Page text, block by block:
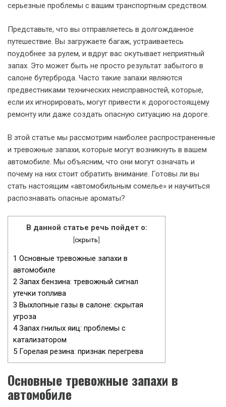
серьезные проблемы с вашим транспортным средством.
Представьте, что вы отправляетесь в долгожданное
путешествие. Вы загружаете багаж, устраиваетесь
поудобнее за рулем, и вдруг вас окутывает неприятный
запах. Это может быть не просто результат забытого в
салоне бутерброда. Часто такие запахи являются
предвестниками технических неисправностей, которые,
если их игнорировать, могут привести к дорогостоящему
ремонту или даже создать опасную ситуацию на дороге.
В этой статье мы рассмотрим наиболее распространенные
и тревожные запахи, которые могут возникнуть в вашем
автомобиле. Мы объясним, что они могут означать и
почему на них стоит обратить внимание. Готовы ли вы
стать настоящим «автомобильным сомелье» и научиться
распознавать опасные ароматы?
В данной статье речь пойдет о:
[скрыть]
1 Основные тревожные запахи в
автомобиле
2 Запах бензина: тревожный сигнал
утечки топлива
3 Выхлопные газы в салоне: скрытая
угроза
4Запах гнилых яиц: проблемы с
катализатором
5 Горелая резина: признак перегрева
Основные тревожные запахи в
автомобиле